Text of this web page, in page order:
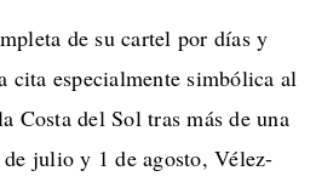
de su cartel por días y
cita especialmente simbólica al
Costa del Sol tras más de una
julio y 1 de agosto, Vélez-